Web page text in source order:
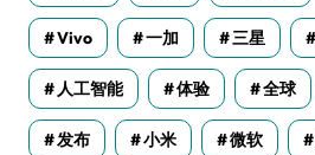
Vivo 一加 三星
人工智能 体验 全球
发布 小米 微软